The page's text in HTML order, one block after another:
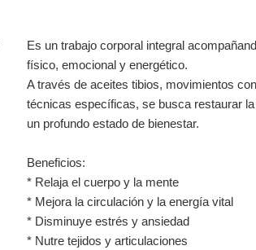
Es un trabajo corporal integral
físico, emocional y energético.
A través de aceites tibios, movimientos
técnicas específicas, se busca restaurar
un profundo estado de bienestar.
Beneficios:
* Relaja el cuerpo y la mente
* Mejora la circulación y la energía vital
* Disminuye estrés y ansiedad
* Nutre tejidos y articulaciones